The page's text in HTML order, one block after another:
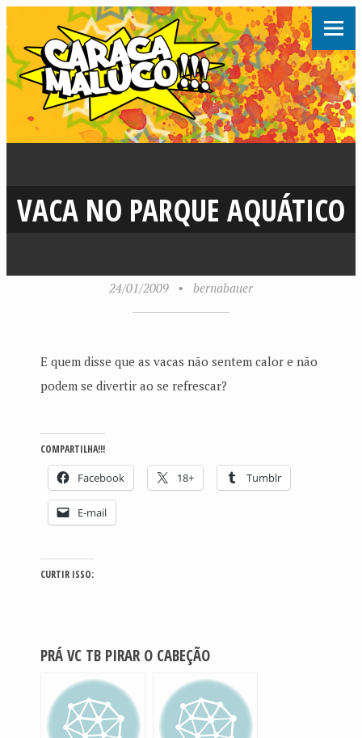
VACA NO PARQUE AQUÁTICO
24/01/2009 • bernabauer
E quem disse que as vacas não sentem calor e não
podem se divertir ao se refrescar?
COMPARTILHA!!!
Facebook 18+ Tumblr
E-mail
CURTIR ISSO:
PRÁ VC TB PIRAR O CABEÇÃO